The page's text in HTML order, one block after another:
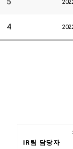
4
IR팀 담당자